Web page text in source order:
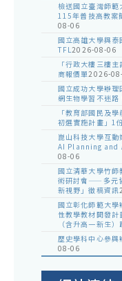
檢送國立臺灣師
115年普技高教案
08-06
國立高雄大學與泰
TFL2026-08-06
「行政大樓三樓
商報價單2026-
國立成功大學辦理
網生物學習不迷路
「教育部國民及
初選實施計畫」1
崑山科技大學互
AI Planning and
08-06
國立清華大學竹
術研討會——多元
新視野」徵稿資訊
國立彰化師範大
性教學教材開發計
（含升高一新生
歷史學科中心參與
08-06